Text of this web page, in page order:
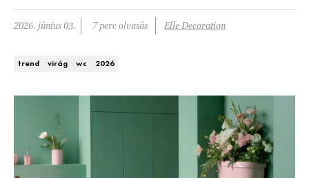
Hálószoba
Lakások
2026. június 03. 7 perc olvasás Elle Decoration
trend virág wc 2026